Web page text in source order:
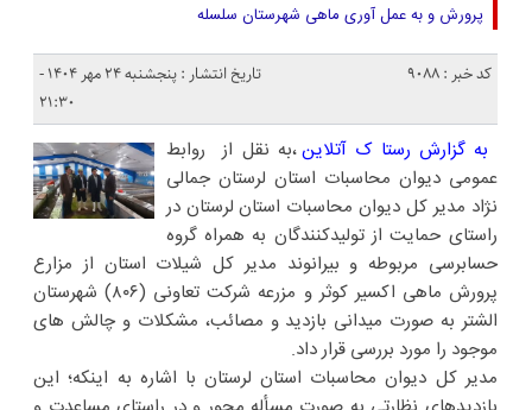
پرورش و به عمل آوری ماهی شهرستان سلسله
کد خبر : 9088
تاریخ انتشار : پنجشنبه ۲۴ مهر ۱۴۰۴ -
۲۱:۳۰
به گزارش رستا ک آتلاین،به نقل از روابط
عمومی دیوان محاسبات استان لرستان جمالی
نژاد مدیر کل دیوان محاسبات استان لرستان در
راستای حمایت از تولیدکنندگان به همراه گروه
حسابرسی مربوطه و بیرانوند مدیر کل شیلات استان از مزارع
پرورش ماهی اکسیر کوثر و مزرعه شرکت تعاونی (۸۰۶) شهرستان
الشتر به صورت میدانی بازدید و مصائب، مشکلات و چالش های
موجود را مورد بررسی قرار داد.
مدیر کل دیوان محاسبات استان لرستان با اشاره به اینکه؛ این